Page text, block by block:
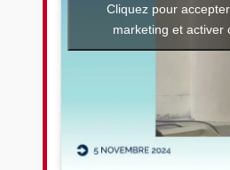
Cliquez pour
marketing et activer